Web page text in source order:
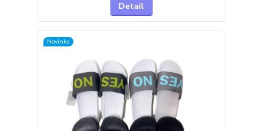
Detail
Novinka